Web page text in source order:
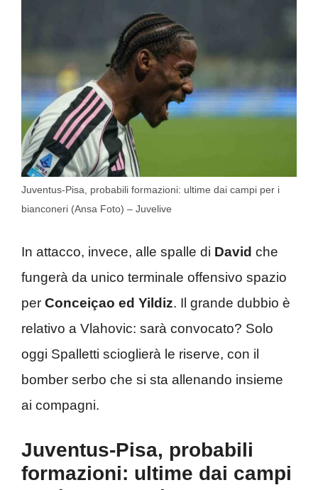
Juventus-Pisa, probabili formazioni: ultime dai campi per i
bianconeri (Ansa Foto) – Juvelive
In attacco, invece, alle spalle di David che
fungerà da unico terminale offensivo spazio
per Conceiçao ed Yildiz. Il grande dubbio è
relativo a Vlahovic: sarà convocato? Solo
oggi Spalletti scioglierà le riserve, con il
bomber serbo che si sta allenando insieme
ai compagni.
Juventus-Pisa, probabili
formazioni: ultime dai campi